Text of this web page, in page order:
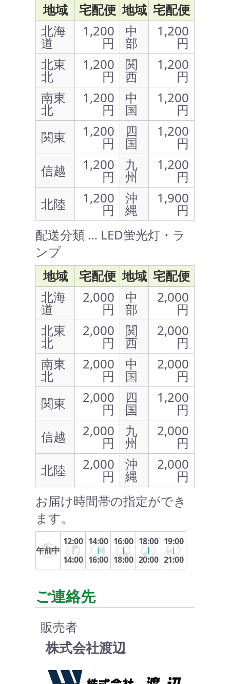
地域
宅配便 地域 宅配便
北海
道
1,200
円
中
部
1,200
円
北東
北
1,200
円
関
西
1,200
円
南東
北
1,200
円
中
国
1,200
円
関東
1,200
円
四
国
1,200
円
信越
1,200
円
九
州
1,200
円
北陸
1,200
円
沖
縄
1,900
円
配送分類 … LED蛍光灯・ラ
ンプ
地域
宅配便 地域 宅配便
北海
道
2,000
円
中
部
2,000
円
北東
北
2,000
円
関
西
2,000
円
南東
北
2,000
円
中
国
2,000
円
関東
2,000
円
四
国
1,200
円
信越
2,000
円
九
州
2,000
円
北陸
2,000
円
沖
縄
2,000
円
お届け時間帯の指定ができ
ます。
午前中
12:00
14:00
14:00
16:00
16:00
18:00
18:00
20:00
19:00
21:00
ご連絡先
販売者
株式会社渡辺